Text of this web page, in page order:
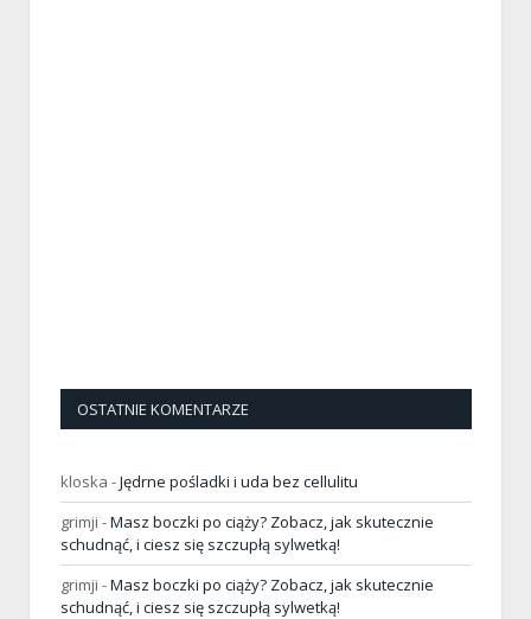
OSTATNIE KOMENTARZE
kloska -Jędrne pośladki i uda bez cellulitu
grimji -Masz boczki po ciąży? Zobacz, jak skutecznie
schudnąć, i ciesz się szczupłą sylwetką!
grimji -Masz boczki po ciąży? Zobacz, jak skutecznie
schudnąć, i ciesz się szczupłą sylwetką!